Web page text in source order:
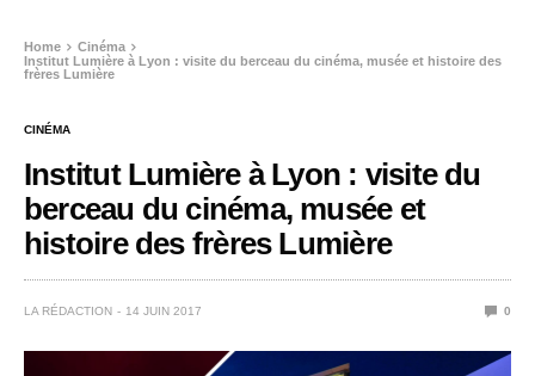
Home
Cinéma
Institut Lumière à Lyon : visite du berceau du cinéma, musée et histoire des
frères Lumière
CINÉMA
Institut Lumière à Lyon : visite du
berceau du cinéma, musée et
histoire des frères Lumière
LA RÉDACTION 14 JUIN 2017 0